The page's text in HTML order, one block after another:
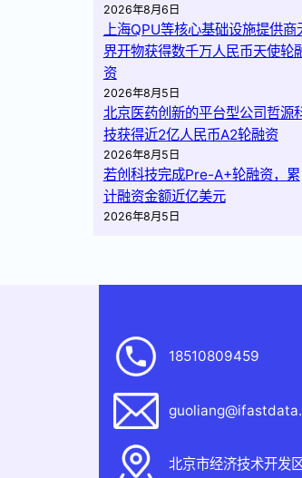
2026年8月6日
上海QPU等核心基础设施提供商
界开物获得数千万人民币天使轮
资
2026年8月5日
北京医药创新的平台型公司哲源
技获得近2亿人民币A2轮融资
2026年8月5日
若创科技完成Pre-A+轮融资，累
计融资金额近亿美元
2026年8月5日
18510809459
北京市经济技术开发